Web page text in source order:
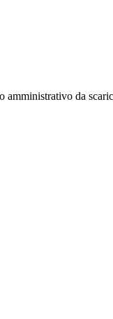
amministrativo da